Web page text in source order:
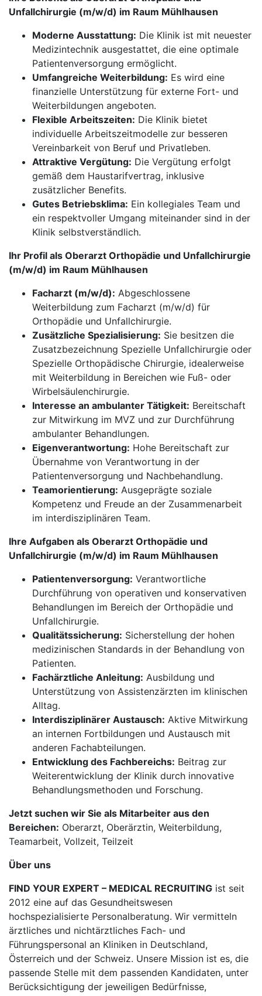
Unfallchirurgie (m/w/d) im Raum Mühlhausen
Moderne Ausstattung: Die Klinik ist mit neuester
Medizintechnik ausgestattet, die eine optimale
Patientenversorgung ermöglicht.
Umfangreiche Weiterbildung: Es wird eine
finanzielle Unterstützung für externe Fort- und
Weiterbildungen angeboten.
Flexible Arbeitszeiten: Die Klinik bietet
individuelle Arbeitszeitmodelle zur besseren
Vereinbarkeit von Beruf und Privatleben.
Attraktive Vergütung: Die Vergütung erfolgt
gemäß dem Haustarifvertrag, inklusive
zusätzlicher Benefits.
Gutes Betriebsklima: Ein kollegiales Team und
ein respektvoller Umgang miteinander sind in der
Klinik selbstverständlich.
Ihr Profil als Oberarzt Orthopädie und Unfallchirurgie
(m/w/d) im Raum Mühlhausen
Facharzt (m/w/d): Abgeschlossene
Weiterbildung zum Facharzt (m/w/d) für
Orthopädie und Unfallchirurgie.
Zusätzliche Spezialisierung: Sie besitzen die
Zusatzbezeichnung Spezielle Unfallchirurgie oder
Spezielle Orthopädische Chirurgie, idealerweise
mit Weiterbildung in Bereichen wie Fuß- oder
Wirbelsäulenchirurgie.
Interesse an ambulanter Tätigkeit: Bereitschaft
zur Mitwirkung im MVZ und zur Durchführung
ambulanter Behandlungen.
Eigenverantwortung: Hohe Bereitschaft zur
Übernahme von Verantwortung in der
Patientenversorgung und Nachbehandlung.
Teamorientierung: Ausgeprägte soziale
Kompetenz und Freude an der Zusammenarbeit
im interdisziplinären Team.
Ihre Aufgaben als Oberarzt Orthopädie und
Unfallchirurgie (m/w/d) im Raum Mühlhausen
Patientenversorgung: Verantwortliche
Durchführung von operativen und konservativen
Behandlungen im Bereich der Orthopädie und
Unfallchirurgie.
Qualitätssicherung: Sicherstellung der hohen
medizinischen Standards in der Behandlung von
Patienten.
Fachärztliche Anleitung: Ausbildung und
Unterstützung von Assistenzärzten im klinischen
Alltag.
Interdisziplinärer Austausch: Aktive Mitwirkung
an internen Fortbildungen und Austausch mit
anderen Fachabteilungen.
Entwicklung des Fachbereichs: Beitrag zur
Weiterentwicklung der Klinik durch innovative
Behandlungsmethoden und Forschung.
Jetzt suchen wir Sie als Mitarbeiter aus den
Bereichen: Oberarzt, Oberärztin, Weiterbildung,
Teamarbeit, Vollzeit, Teilzeit
Über uns
FIND YOUR EXPERT – MEDICAL RECRUITING ist seit
2012 eine auf das Gesundheitswesen
hochspezialisierte Personalberatung. Wir vermitteln
ärztliches und nichtärztliches Fach- und
Führungspersonal an Kliniken in Deutschland,
Österreich und der Schweiz. Unsere Mission ist es, die
passende Stelle mit dem passenden Kandidaten, unter
Berücksichtigung der jeweiligen Bedürfnisse,